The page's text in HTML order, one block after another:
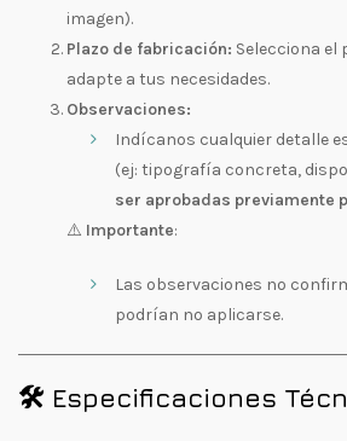
imagen).
Plazo de fabricación: Selecciona el
adapte a tus necesidades.
Observaciones:
Indícanos cualquier detalle
(ej: tipografía concreta,
ser aprobadas previamente
⚠️ Importante:
Las observaciones no
podrían no aplicarse.
🛠️ Especificaciones